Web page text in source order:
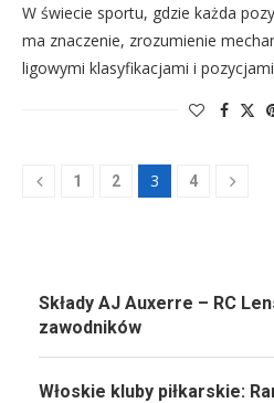
W świecie sportu, gdzie każda
ma znaczenie, zrozumienie
ligowymi klasyfikacjami i
1 2 3 4
Składy AJ Auxerre – RC
zawodników
Włoskie kluby piłkarskie: